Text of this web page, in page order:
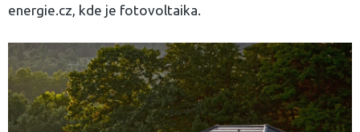
energie.cz, kde je fotovoltaika.